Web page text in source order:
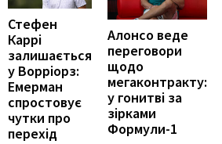
Стефен
Каррі
залишається
у Ворріорз:
Емерман
спростовує
чутки про
перехід
Алонсо веде
переговори
щодо
мегаконтракту:
у гонитві за
зірками
Формули-1